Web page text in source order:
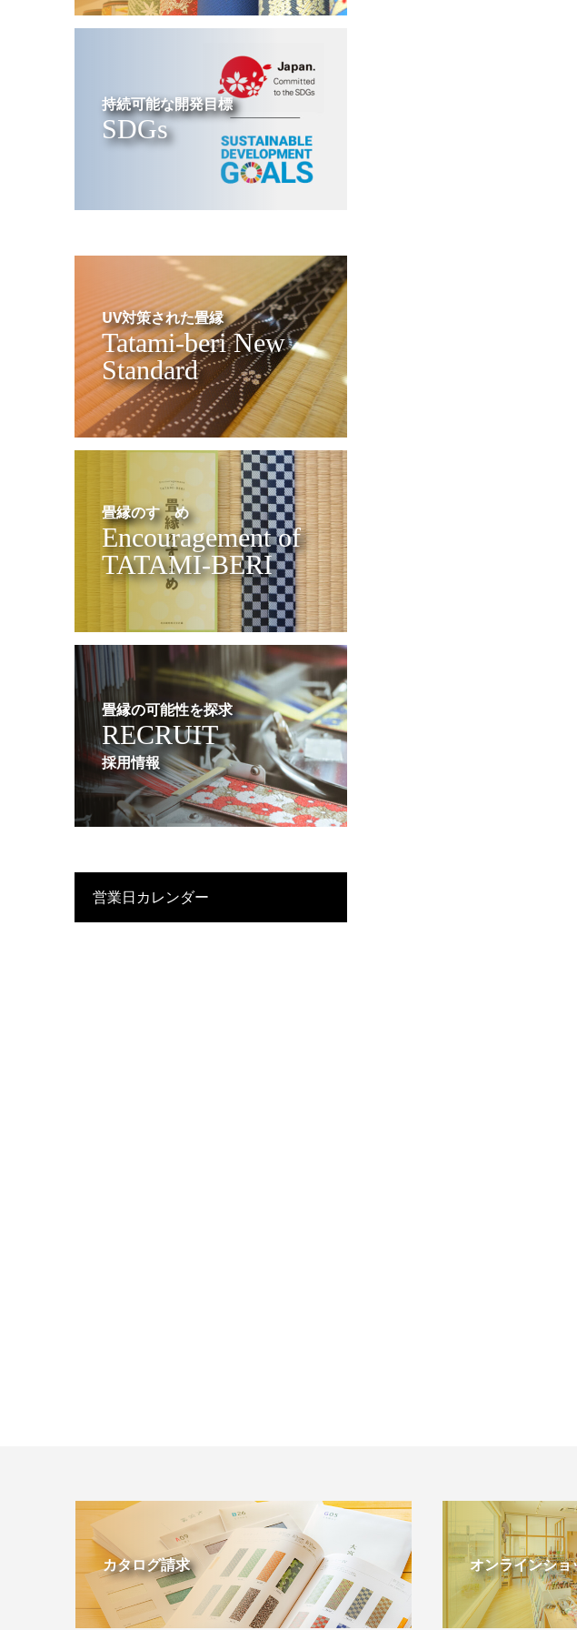
持続可能な開発目標
SDGs
UV対策された畳縁
Tatami-beri New
Standard
畳縁のすゝめ
Encouragement of
TATAMI-BERI
畳縁の可能性を探求
RECRUIT
採用情報
営業日カレンダー
カタログ請求 オンラインショ